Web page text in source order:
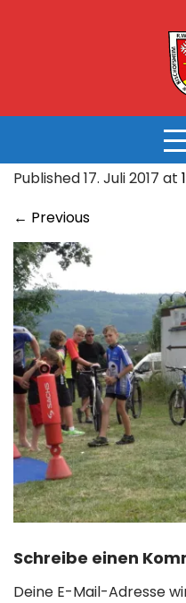
Published 17. Juli 2017 at
← Previous
Schreibe einen
Deine E-Mail-Adresse